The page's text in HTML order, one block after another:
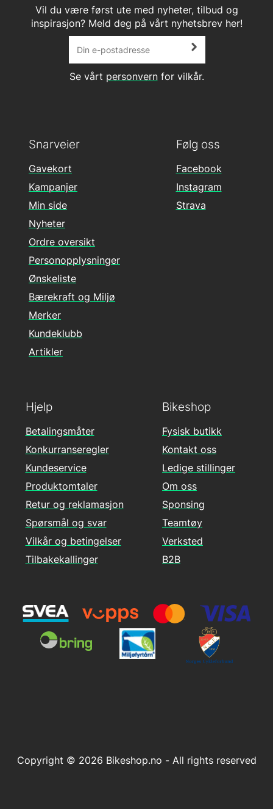
Vil du være først ute med nyheter, tilbud og
inspirasjon? Meld deg på vårt nyhetsbrev her!
Se vårt personvernfor vilkår.
Følg oss
Facebook
Instagram
Strava
Hjelp
Betalingsmåter
Konkurranseregler
Kundeservice
Produktomtaler
Retur og reklamasjon
Spørsmål og svar
Vilkår og betingelser
Tilbakekallinger
Snarveier
Gavekort
Kampanjer
Min side
Nyheter
Ordre oversikt
Personopplysninger
Ønskeliste
Bærekraft og Miljø
Merker
Kundeklubb
Artikler
Bikeshop
Fysisk butikk
Kontakt oss
Ledige stillinger
Om oss
Sponsing
Teamtøy
Verksted
B2B
Copyright © 2026 Bikeshop.no - All rights reserved